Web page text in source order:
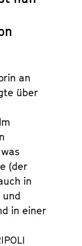
an
über
(der
in
und
in einer